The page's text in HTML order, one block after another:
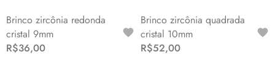
Brinco zircônia redonda
cristal 9mm
R$36,00
Brinco zircônia quadrada
cristal 10mm
R$52,00